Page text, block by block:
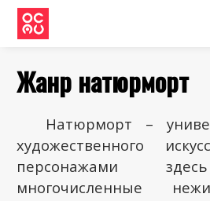
Жанр натюрморт
Натюрморт –
художественного
персонажами
многочисленные